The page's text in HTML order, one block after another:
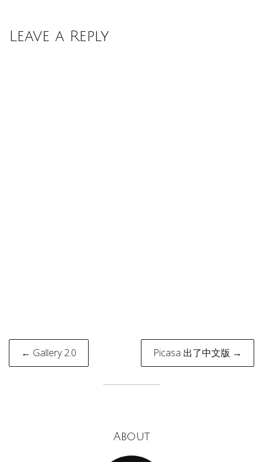
Leave a Reply
Post
navigation
← Gallery 2.0 Picasa 出了中文版 →
About